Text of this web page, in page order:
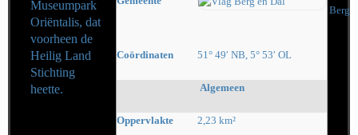
Berg
Coördinaten 51° 49′ NB, 5° 53′ OL
Algemeen
Oppervlakte 2,23 km²
Museumpark
Oriëntalis, dat
voorheen de
Heilig Land
Stichting
heette.